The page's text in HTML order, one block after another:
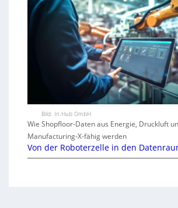
Bild: In.Hub GmbH
Wie Shopfloor-Daten aus Energie, Druckluft
Manufacturing-X-fähig werden
Von der Roboterzelle in den